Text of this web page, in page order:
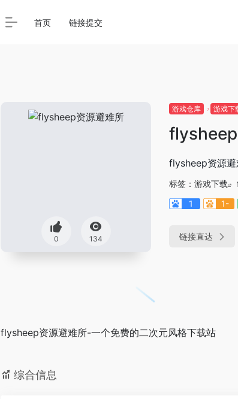
首页 链接提交
0 134
游戏仓库 游戏下
flysheep资源
标签： 游戏下载
1
1-
链接直达
flysheep资源避难所-一个免费的二次元风格下载站
综合信息